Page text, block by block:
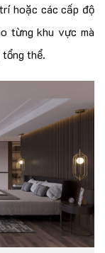
hoặc các cấp độ
từng khu vực mà
thể.